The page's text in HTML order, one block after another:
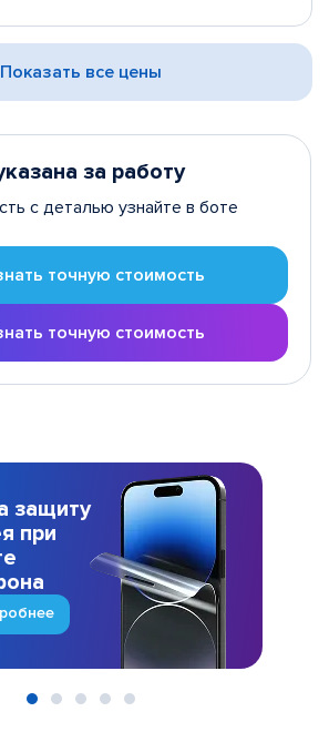
Показать все цены
за работу
с деталью узнайте в боте
точную стоимость
точную стоимость
защиту
при